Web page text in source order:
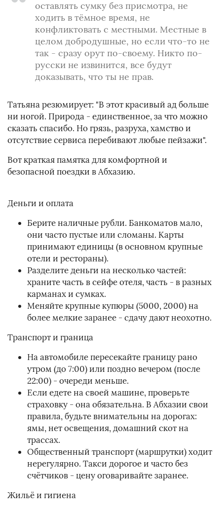
оставлять сумку без присмотра, не
ходить в тёмное время, не
конфликтовать с местными. Местные в
целом добродушные, но если что-то не
так - сразу орут по-своему. Никто по-
русски не извинится, все будут
доказывать, что ты не прав.
Татьяна резюмирует: "В этот красивый ад больше
ни ногой. Природа - единственное, за что можно
сказать спасибо. Но грязь, разруха, хамство и
отсутствие сервиса перебивают любые пейзажи".
Вот краткая памятка для комфортной и
безопасной поездки в Абхазию.
Деньги и оплата
Берите наличные рубли. Банкоматов мало,
они часто пустые или сломаны. Карты
принимают единицы (в основном крупные
отели и рестораны).
Разделите деньги на несколько частей:
храните часть в сейфе отеля, часть - в разных
карманах и сумках.
Меняйте крупные купюры (5000, 2000) на
более мелкие заранее - сдачу дают неохотно.
Транспорт и граница
На автомобиле пересекайте границу рано
утром (до 7:00) или поздно вечером (после
22:00) - очереди меньше.
Если едете на своей машине, проверьте
страховку - она обязательна. В Абхазии свои
правила, будьте внимательны на дорогах:
ямы, нет освещения, домашний скот на
трассах.
Общественный транспорт (маршрутки) ходит
нерегулярно. Такси дорогое и часто без
счётчиков - цену оговаривайте заранее.
Жильё и гигиена